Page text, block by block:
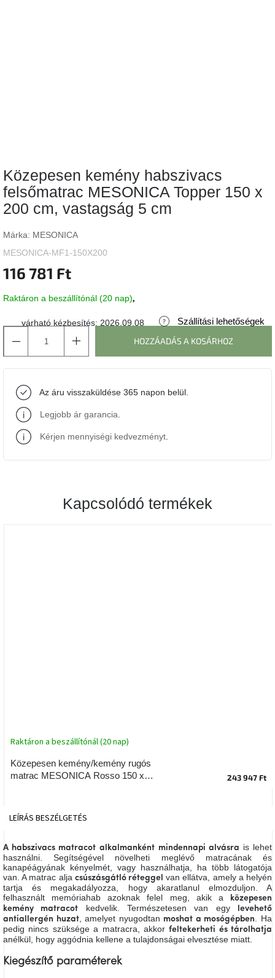
gyűjtemény
Kave
Home
Richmond
J-
gyűjtemény
Ame
Yens
gyűjtemény
Szezonális
tavaszi
tűz
mellett
ülve
Színes
belső
tér
Woodman
kedvezményesen
Közepesen kemény habszivacs
felsőmatrac MESONICA Topper 150 x
200 cm, vastagság 5 cm
Márka: MESONICA
MESONICA-MF1-150X200
116 781 Ft
Raktáron a beszállítónál (20 nap)
várható kézbesítés: 2026.09.08
Szállítási lehetőségek
HOZZÁADÁS A KOSÁRHOZ
Az áru visszaküldése 365 napon belül.
Legjobb ár garancia
Kérjen mennyiségi kedvezményt
Kapcsolódó termékek
Közepesen kemény/kemény rugós
matrac MESONICA Rosso 150 x
Raktáron a beszállítónál (20 nap)
243 947 Ft
LEÍRÁS BESZÉLGETÉS
A habszivacs matracot alkalmanként mindennapi alvásra is lehet
használni. Segítségével növelheti meglévő matracának és
kanapéágyának kényelmét, vagy használhatja, ha több látogatója
van. A matrac alja csúszásgátló réteggel van ellátva, amely a helyén
tartja és megakadályozza, hogy akaratlanul elmozduljon. A
felhasznált memóriahab azoknak felel meg, akik a közepesen
kemény matracot kedvelik. Természetesen van egy levehető
antiallergén huzat, amelyet nyugodtan moshat a mosógépben. Ha
pedig nincs szüksége a matracra, akkorfeltekerheti és tárolhatja
anélkül, hogy aggódnia kellene a tulajdonságai elvesztése miatt.
Kiegészítő paraméterek